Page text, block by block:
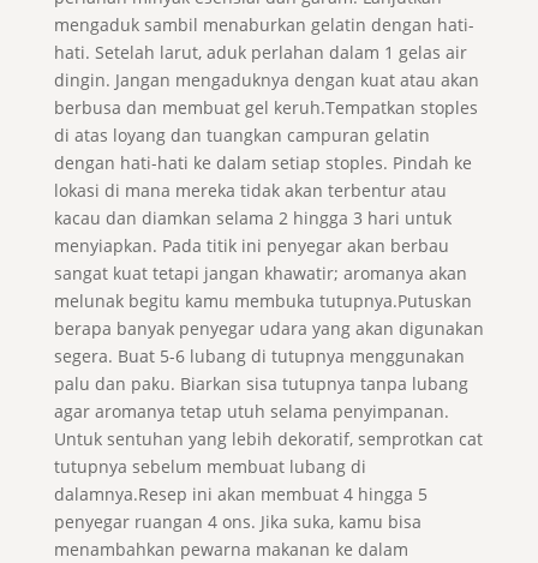
mengaduk sambil menaburkan gelatin dengan hati-
hati. Setelah larut, aduk perlahan dalam 1 gelas air
dingin. Jangan mengaduknya dengan kuat atau akan
berbusa dan membuat gel keruh.Tempatkan stoples
di atas loyang dan tuangkan campuran gelatin
dengan hati-hati ke dalam setiap stoples. Pindah ke
lokasi di mana mereka tidak akan terbentur atau
kacau dan diamkan selama 2 hingga 3 hari untuk
menyiapkan. Pada titik ini penyegar akan berbau
sangat kuat tetapi jangan khawatir; aromanya akan
melunak begitu kamu membuka tutupnya.Putuskan
berapa banyak penyegar udara yang akan digunakan
segera. Buat 5-6 lubang di tutupnya menggunakan
palu dan paku. Biarkan sisa tutupnya tanpa lubang
agar aromanya tetap utuh selama penyimpanan.
Untuk sentuhan yang lebih dekoratif, semprotkan cat
tutupnya sebelum membuat lubang di
dalamnya.Resep ini akan membuat 4 hingga 5
penyegar ruangan 4 ons. Jika suka, kamu bisa
menambahkan pewarna makanan ke dalam